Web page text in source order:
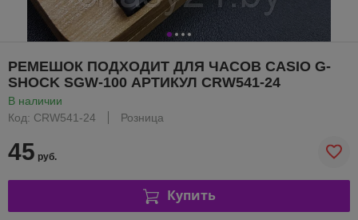
РЕМЕШОК ПОДХОДИТ ДЛЯ ЧАСОВ CASIO G-
SHOCK SGW-100 АРТИКУЛ CRW541-24
В наличии
Код: CRW541-24
Розница
45 руб.
Купить